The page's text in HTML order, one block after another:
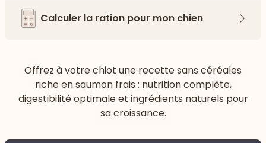
Calculer la ration pour mon chien
Offrez à votre chiot une recette sans céréales
riche en saumon frais : nutrition complète,
digestibilité optimale et ingrédients naturels pour
sa croissance.